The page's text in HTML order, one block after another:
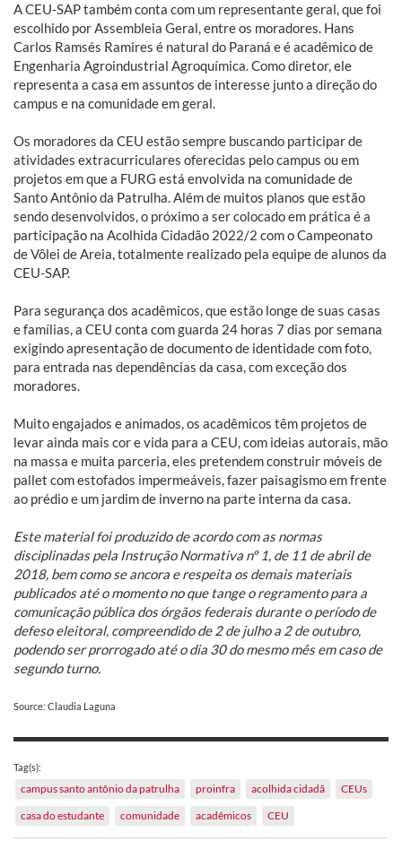
A CEU-SAP também conta com um representante geral, que foi
escolhido por Assembleia Geral, entre os moradores. Hans
Carlos Ramsés Ramires é natural do Paraná e é acadêmico de
Engenharia Agroindustrial Agroquímica. Como diretor, ele
representa a casa em assuntos de interesse junto a direção do
campus e na comunidade em geral.
Os moradores da CEU estão sempre buscando participar de
atividades extracurriculares oferecidas pelo campus ou em
projetos em que a FURG está envolvida na comunidade de
Santo Antônio da Patrulha. Além de muitos planos que estão
sendo desenvolvidos, o próximo a ser colocado em prática é a
participação na Acolhida Cidadão 2022/2 com o Campeonato
de Vôlei de Areia, totalmente realizado pela equipe de alunos da
CEU-SAP.
Para segurança dos acadêmicos, que estão longe de suas casas
e famílias, a CEU conta com guarda 24 horas 7 dias por semana
exigindo apresentação de documento de identidade com foto,
para entrada nas dependências da casa, com exceção dos
moradores.
Muito engajados e animados, os acadêmicos têm projetos de
levar ainda mais cor e vida para a CEU, com ideias autorais, mão
na massa e muita parceria, eles pretendem construir móveis de
pallet com estofados impermeáveis, fazer paisagismo em frente
ao prédio e um jardim de inverno na parte interna da casa.
Este material foi produzido de acordo com as normas
disciplinadas pela Instrução Normativa nº 1, de 11 de abril de
2018, bem como se ancora e respeita os demais materiais
publicados até o momento no que tange o regramento para a
comunicação pública dos órgãos federais durante o período de
defeso eleitoral, compreendido de 2 de julho a 2 de outubro,
podendo ser prorrogado até o dia 30 do mesmo mês em caso de
segundo turno.
Source: Claudia Laguna
Tag(s):
campus santo antônio da patrulha proinfra acolhida cidadã
CEUs
casa do estudante
comunidade acadêmicos CEU